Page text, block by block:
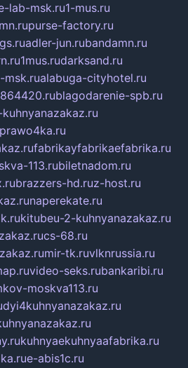
lab-msk.ru1-mus.ru
purse-factory.ru
adler-jun.rubandamn.ru
1mus.rudarksand.ru
msk.rualabuga-cityhotel.ru
blagodarenie-spb.ru
fabrikayfabrikaefabrika.ru
113.rubiletnadom.ru
brazzers-hd.ruz-host.ru
naperekate.ru
kitubeu-2-kuhnyanazakaz.ru
cs-68.ru
mir-tk.ruvlknrussia.ru
video-seks.rubankaribi.ru
moskva113.ru
kuhnyaekuhnyaafabrika.ru
e-abis1c.ru